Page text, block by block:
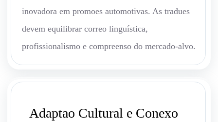
inovadora em promoes automotivas. As tradues
devem equilibrar correo linguística,
profissionalismo e compreenso do mercado-alvo.
Adaptao Cultural e Conexo